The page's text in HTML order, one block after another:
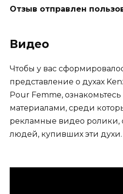
Отзыв отправлен
Видео
Чтобы у вас
представление о духах
Pour Femme,
материалами, среди
рекламные видео ролики,
людей, купивших эти духи.